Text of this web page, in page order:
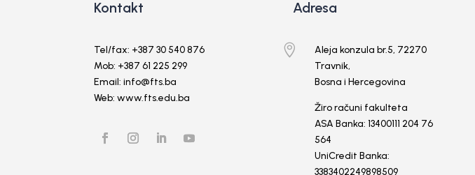
Kontakt
Tel/fax: +387 30 540 876
Mob: +387 61 225 299
Email: info@fts.ba
Web: www.fts.edu.ba
Adresa

Aleja konzula br.5, 72270
Travnik,
Bosna i Hercegovina
Žiro računi fakulteta
ASA Banka: 13400111 204 76
564
UniCredit Banka:
3383402249898509